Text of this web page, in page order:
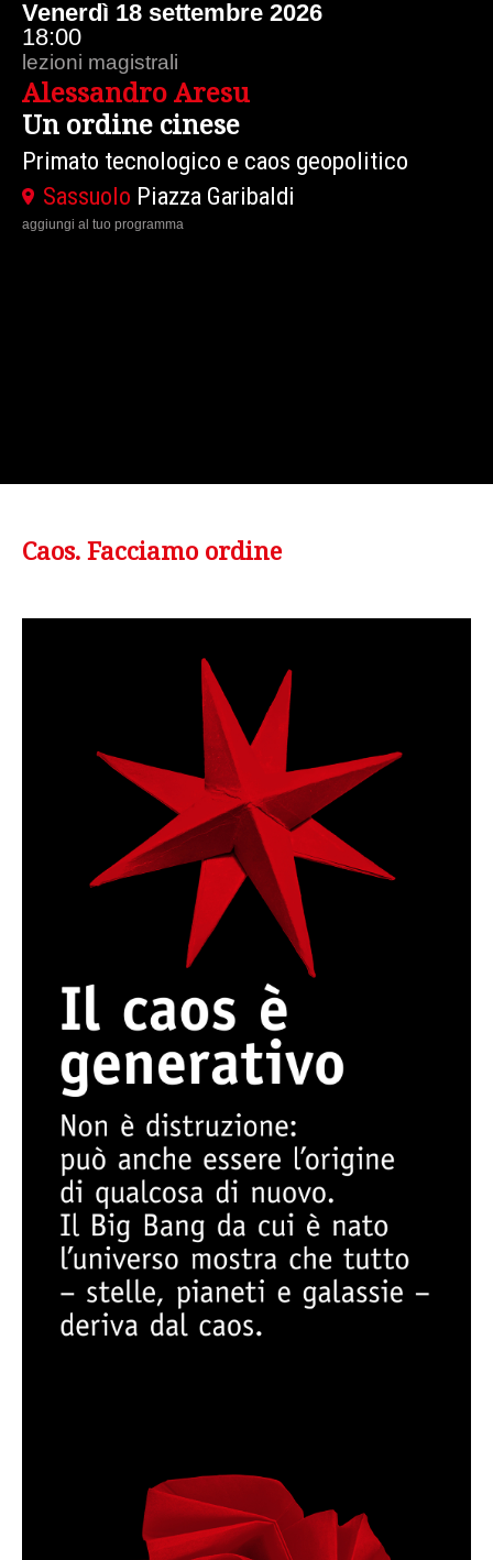
Venerdì 18 settembre 2026
15:00
lezioni magistrali
David Armitage
Guerre civili
Un paradigma per l'età contemporanea
Traduzione in Oversound
ModenaPiazza Grande - Sito Patrimonio